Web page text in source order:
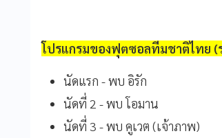
โปรแกรมของฟุตซอลทีมชาติไทย (
นัดแรก - พบ อิรัก
นัดที่ 2 - พบ โอมาน
นัดที่ 3 - พบ คูเวต (เจ้าภาพ)